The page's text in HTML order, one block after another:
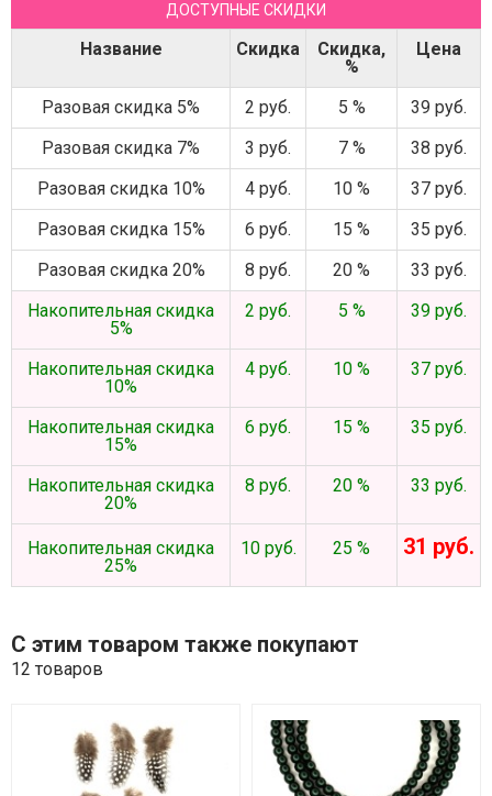
ДОСТУПНЫЕ СКИДКИ
Название Скидка
Скидка,
%
Цена
Разовая скидка 5% 2 руб. 5 %
39 руб.
Разовая скидка 7%
3 руб. 7 %
38 руб.
Разовая скидка 10%
4 руб. 10 %
37 руб.
Разовая скидка 15%
6 руб. 15 %
35 руб.
Разовая скидка 20%
8 руб. 20 %
33 руб.
Накопительная скидка
5%
2 руб. 5 % 39 руб.
Накопительная скидка
10%
4 руб. 10 % 37 руб.
Накопительная скидка
15%
6 руб. 15 % 35 руб.
Накопительная скидка
20%
8 руб. 20 % 33 руб.
Накопительная скидка
25%
10 руб. 25 % 31 руб.
С этим товаром также покупают
12 товаров